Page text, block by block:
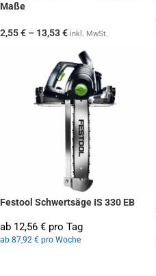
Maße
2,55€ – 13,53€ inkl. MwSt.
Festool Schwertsäge IS 330 EB
ab 12,56 € pro Tag
ab 87,92 € pro Woche